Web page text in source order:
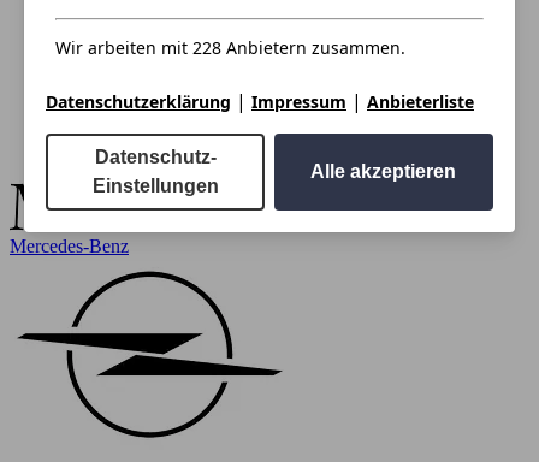
Mercedes-Benz
Wir arbeiten mit 228 Anbietern zusammen.
Datenschutzerklärung | Impressum | Anbieterliste
Datenschutz-
Einstellungen
Alle akzeptieren